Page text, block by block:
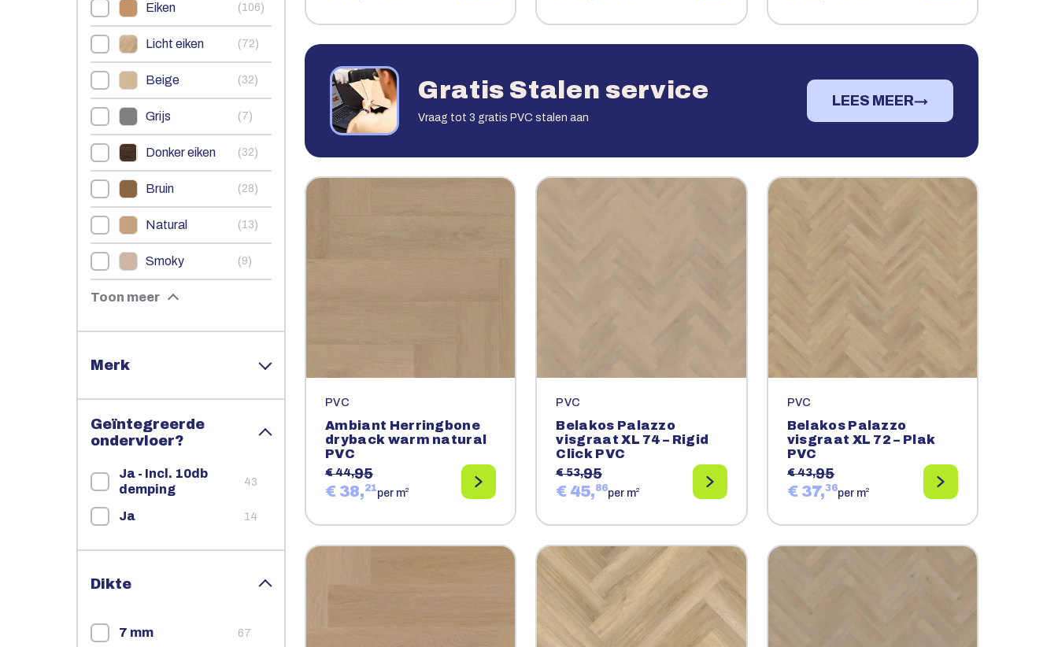
Eiken (106)
Licht eiken (72)
Beige (32)
Grijs (7)
Donker eiken (32)
Bruin (28)
Natural (13)
Smoky (9)
Toon meer
Merk
Geïntegreerde
ondervloer?
Ja - Incl. 10db
demping
43
Ja 14
Dikte
7 mm 67
Gratis Stalen service
Vraag tot 3 gratis PVC stalen aan
LEES MEER→
PVC
Ambiant Herringbone
dryback warm natural
PVC
€ 44,95
€ 38,21per m2
PVC
Belakos Palazzo
visgraat XL 74 – Rigid
Click PVC
€ 53,95
€ 45,86per m2
PVC
Belakos Palazzo
visgraat XL 72 – Plak
PVC
€ 43,95
€ 37,36per m2